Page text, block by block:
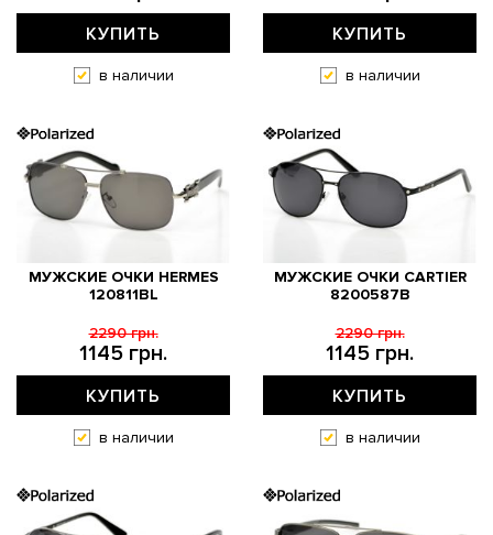
КУПИТЬ
в наличии
КУПИТЬ
в наличии
МУЖСКИЕ ОЧКИ HERMES
120811BL
1145 грн.
2290 грн.
КУПИТЬ
в наличии
МУЖСКИЕ ОЧКИ CARTIER
8200587B
1145 грн.
2290 грн.
КУПИТЬ
в наличии